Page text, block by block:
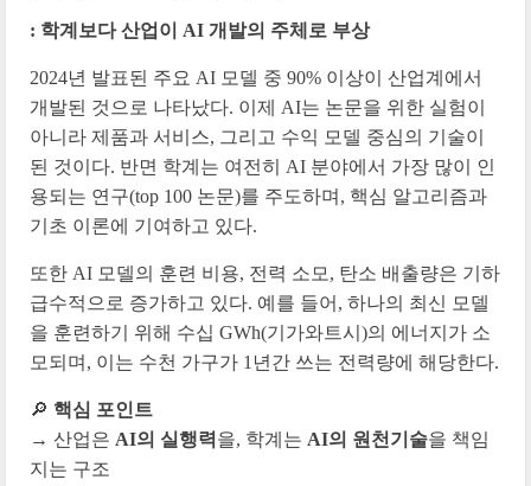
: 학계보다 산업이 AI 개발의 주체로 부상
2024년 발표된 주요 AI 모델 중 90% 이상이 산업계에서
개발된 것으로 나타났다. 이제 AI는 논문을 위한 실험이
아니라 제품과 서비스, 그리고 수익 모델 중심의 기술이
된 것이다. 반면 학계는 여전히 AI 분야에서 가장 많이 인
용되는 연구(top 100 논문)를 주도하며, 핵심 알고리즘과
기초 이론에 기여하고 있다.
또한 AI 모델의 훈련 비용, 전력 소모, 탄소 배출량은 기하
급수적으로 증가하고 있다. 예를 들어, 하나의 최신 모델
을 훈련하기 위해 수십 GWh(기가와트시)의 에너지가 소
모되며, 이는 수천 가구가 1년간 쓰는 전력량에 해당한다.
🔎 핵심 포인트
→ 산업은 AI의 실행력 을, 학계는 AI의 원천기술을 책임
지는 구조